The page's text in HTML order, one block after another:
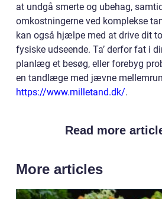
at undgå smerte og ubehag,
omkostningerne ved komplekse
kan også hjælpe med at drive dit
fysiske udseende. Ta’ derfor fat i
planlæg et besøg, eller forebyg
en tandlæge med jævne
https://www.milletand.dk/.
Read more
More articles